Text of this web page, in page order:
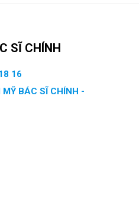
SĨ CHÍNH
16
MỸ BÁC SĨ CHÍNH -